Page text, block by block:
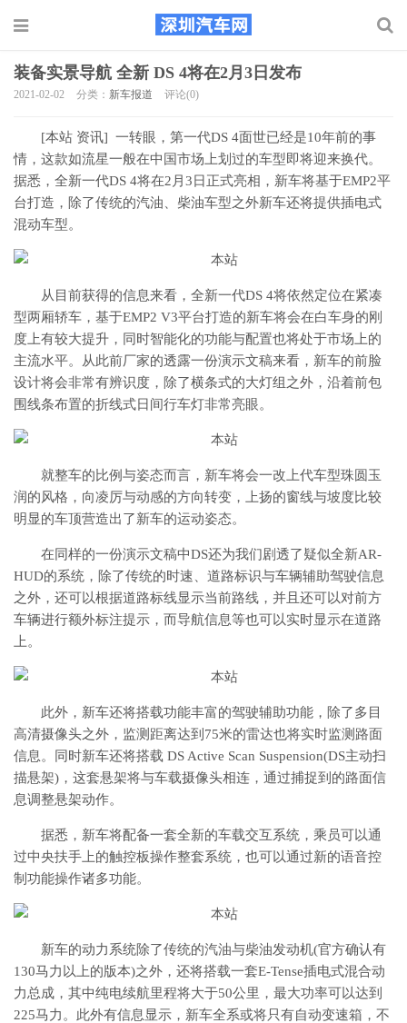
装备实景导航 全新 DS 4将在2月3日发布
2021-02-02 分类： 新车报道 评论(0)
[本站 资讯] 一转眼，第一代DS 4面世已经是10年前的事
情，这款如流星一般在中国市场上划过的车型即将迎来换代。
据悉，全新一代DS 4将在2月3日正式亮相，新车将基于EMP2平
台打造，除了传统的汽油、柴油车型之外新车还将提供插电式
混动车型。
从目前获得的信息来看，全新一代DS 4将依然定位在紧凑
型两厢轿车，基于EMP2 V3平台打造的新车将会在白车身的刚
度上有较大提升，同时智能化的功能与配置也将处于市场上的
主流水平。从此前厂家的透露一份演示文稿来看，新车的前脸
设计将会非常有辨识度，除了横条式的大灯组之外，沿着前包
围线条布置的折线式日间行车灯非常亮眼。
就整车的比例与姿态而言，新车将会一改上代车型珠圆玉
润的风格，向凌厉与动感的方向转变，上扬的窗线与坡度比较
明显的车顶营造出了新车的运动姿态。
在同样的一份演示文稿中DS还为我们剧透了疑似全新AR-
HUD的系统，除了传统的时速、道路标识与车辆辅助驾驶信息
之外，还可以根据道路标线显示当前路线，并且还可以对前方
车辆进行额外标注提示，而导航信息等也可以实时显示在道路
上。
此外，新车还将搭载功能丰富的驾驶辅助功能，除了多目
高清摄像头之外，监测距离达到75米的雷达也将实时监测路面
信息。同时新车还将搭载 DS Active Scan Suspension(DS主动扫
描悬架)，这套悬架将与车载摄像头相连，通过捕捉到的路面信
息调整悬架动作。
据悉，新车将配备一套全新的车载交互系统，乘员可以通
过中央扶手上的触控板操作整套系统，也可以通过新的语音控
制功能操作诸多功能。
新车的动力系统除了传统的汽油与柴油发动机(官方确认有
130马力以上的版本)之外，还将搭载一套E-Tense插电式混合动
力总成，其中纯电续航里程将大于50公里，最大功率可以达到
225马力。此外有信息显示，新车全系或将只有自动变速箱，不